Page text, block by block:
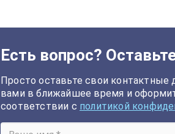
Есть вопрос?
Просто оставьте свои
вами в ближайшее время и
соответствии с политикой